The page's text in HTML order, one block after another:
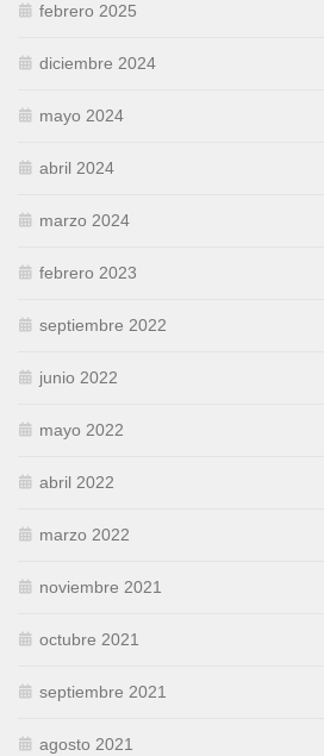
febrero 2025
diciembre 2024
mayo 2024
abril 2024
marzo 2024
febrero 2023
septiembre 2022
junio 2022
mayo 2022
abril 2022
marzo 2022
noviembre 2021
octubre 2021
septiembre 2021
agosto 2021